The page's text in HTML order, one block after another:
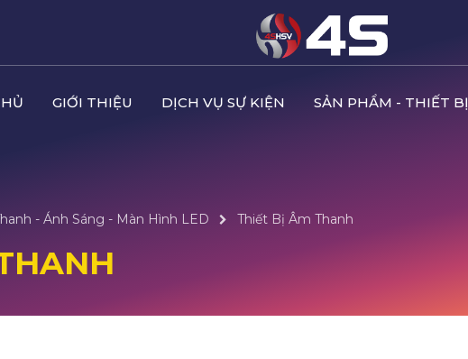
GIỚI THIỆU DỊCH VỤ SỰ KIỆN SẢN PHẨM - THIẾT BỊ
- Ánh Sáng - Màn Hình LED Thiết Bị Âm Thanh